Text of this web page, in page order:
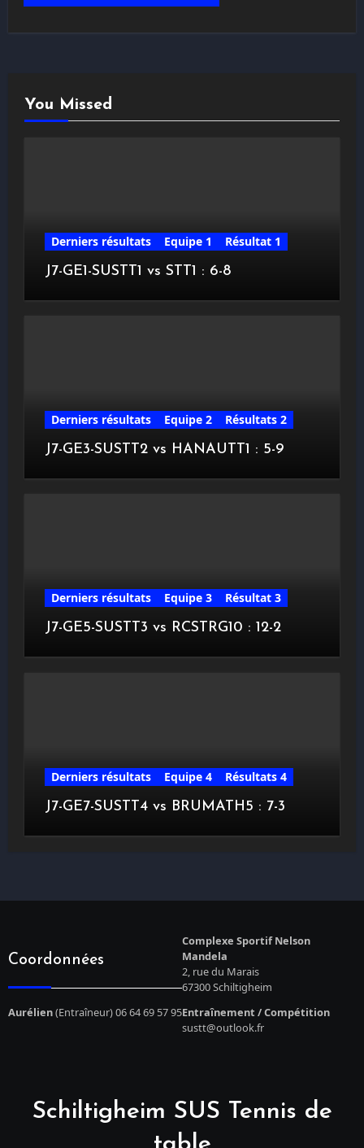
You Missed
Derniers résultats Equipe 1
Résultat 1
J7-GE1-SUSTT1 vs STT1 : 6-8
Derniers résultats Equipe 2
Résultats 2
J7-GE3-SUSTT2 vs HANAUTT1 : 5-9
Derniers résultats Equipe 3
Résultat 3
J7-GE5-SUSTT3 vs RCSTRG10 : 12-2
Derniers résultats Equipe 4
Résultats 4
J7-GE7-SUSTT4 vs BRUMATH5 : 7-3
Coordonnées
Complexe Sportif Nelson
Mandela
2, rue du Marais
67300 Schiltigheim
Aurélien(Entraîneur) 06 64 69 57 95Entraînement / Compétition
sustt@outlook.fr
Schiltigheim SUS Tennis de